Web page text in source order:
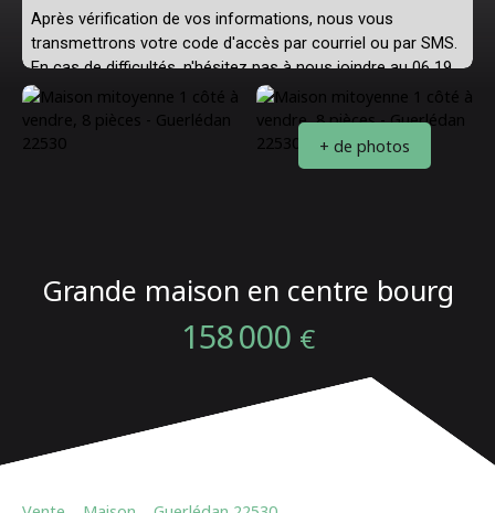
ACCUEIL ACHETER LOUER
+ de photos
Grande maison en centre bourg
158 000 €